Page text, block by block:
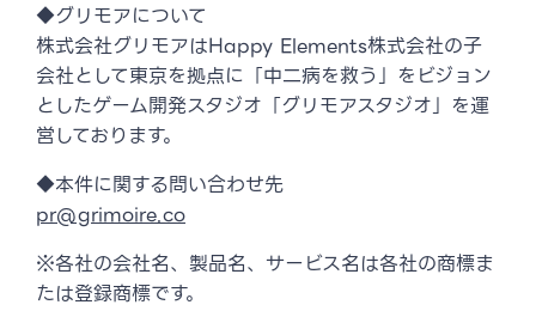
◆グリモアについて
株式会社グリモアはHappy Elements株式会社の子
会社として東京を拠点に「中二病を救う」をビジョン
としたゲーム開発スタジオ「グリモアスタジオ」を運
営しております。
◆本件に関する問い合わせ先
pr@grimoire.co
※各社の会社名、製品名、サービス名は各社の商標ま
たは登録商標です。